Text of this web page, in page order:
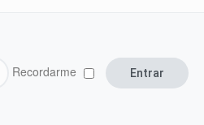
Recordarme